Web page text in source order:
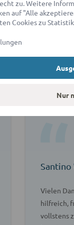
Santino
Vielen
hilfreich,
vollstens
zu. Weitere
auf "Alle
Cookies zu
Nur